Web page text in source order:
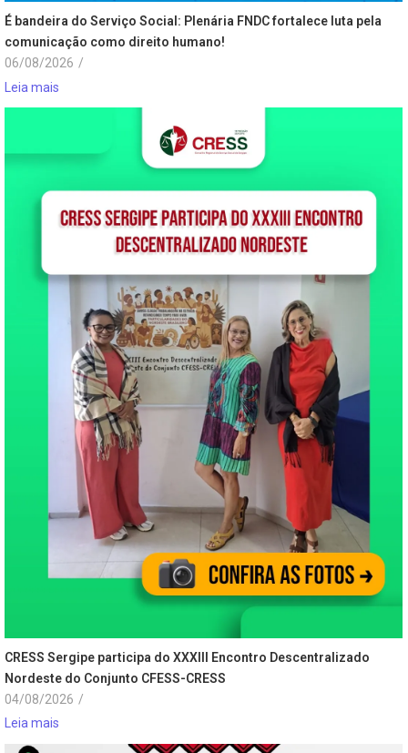
É bandeira do Serviço Social: Plenária FNDC fortalece luta pela
comunicação como direito humano!
06/08/2026 /
Leia mais
CRESS Sergipe participa do XXXIII Encontro Descentralizado
Nordeste do Conjunto CFESS-CRESS
04/08/2026 /
Leia mais